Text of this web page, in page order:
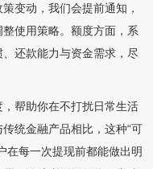
变动，我们会提前通知，
使用策略。额度方面，系
还款能力与资金需求，尽
帮助你在不打扰日常生活
统金融产品相比，这种“可
在每一次提现前都能做出明